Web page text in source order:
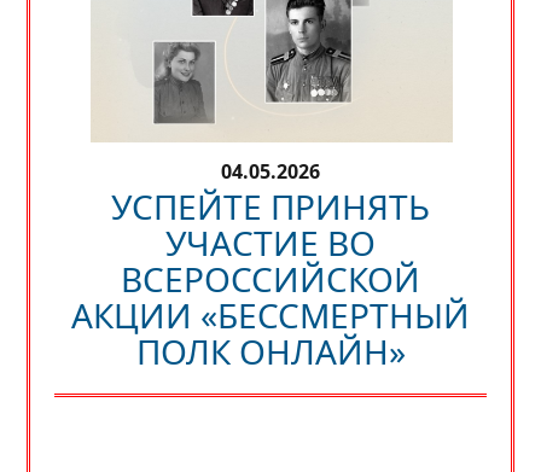
04.05.2026
УСПЕЙТЕ ПРИНЯТЬ
УЧАСТИЕ ВО
ВСЕРОССИЙСКОЙ
АКЦИИ «БЕССМЕРТНЫЙ
ПОЛК ОНЛАЙН»